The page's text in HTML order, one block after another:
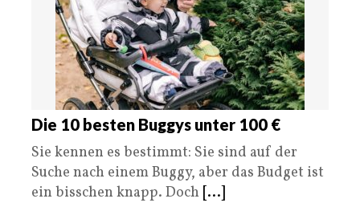
Die 10 besten Buggys unter 100 €
Sie kennen es bestimmt: Sie sind auf der
Suche nach einem Buggy, aber das Budget ist
ein bisschen knapp. Doch [...]